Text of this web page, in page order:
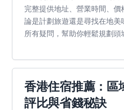
完整提供地址、營業時間、
論是計劃旅遊還是尋找在地
所有疑問，幫助你輕鬆規劃頭
香港住宿推薦：區
評比與省錢秘訣